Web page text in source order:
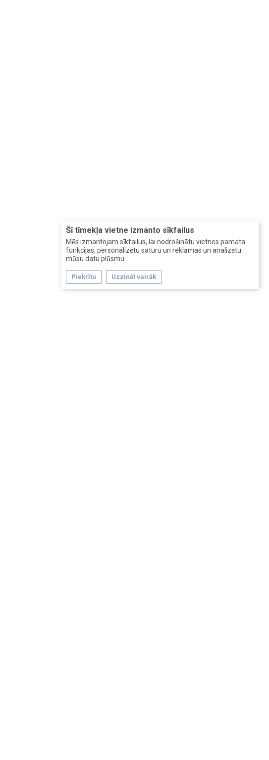
Šī tīmekļa vietne izmanto sīkfailus
Mēs izmantojam sīkfailus, lai nodrošinātu vietnes pamata
funkcijas, personalizētu saturu un reklāmas un analizētu
mūsu datu plūsmu.
Piekrītu Uzzināt vairāk